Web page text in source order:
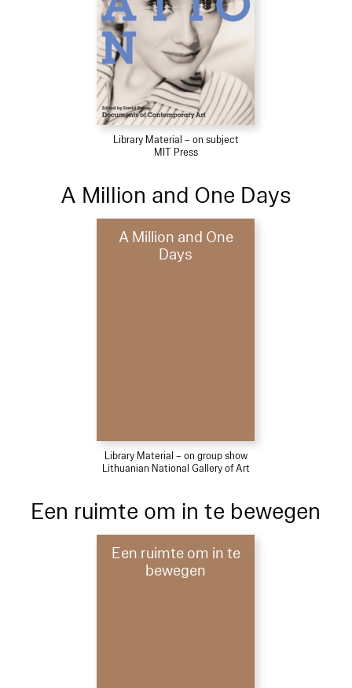
Library Material – on subject
MIT Press
A Million and One Days
A Million and One
Days
Library Material – on group show
Lithuanian National Gallery of Art
Een ruimte om in te bewegen
Een ruimte om in te
bewegen